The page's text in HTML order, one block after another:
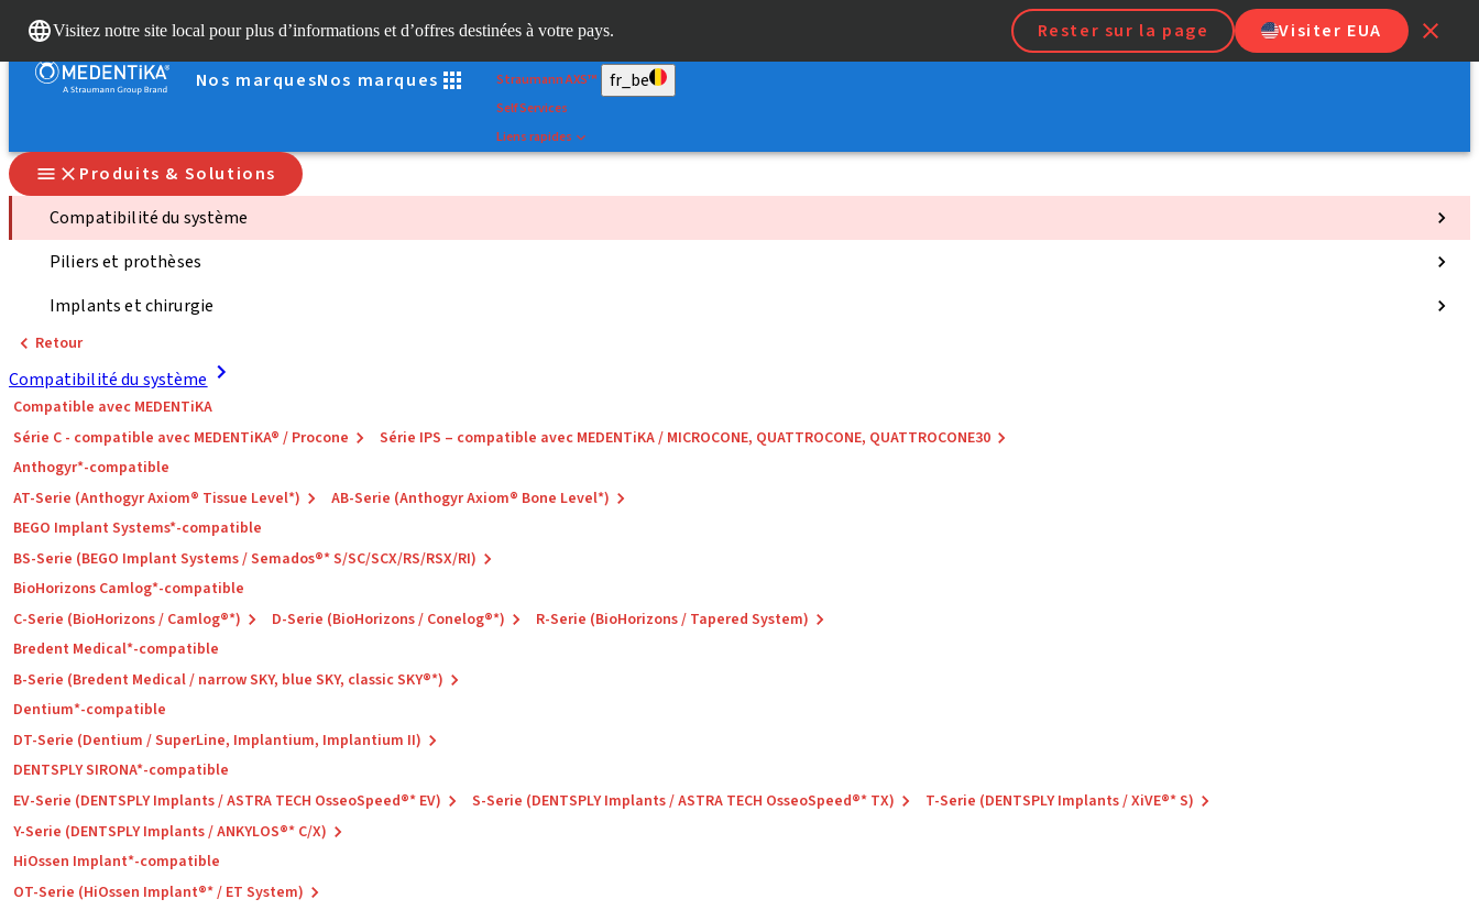
Visitez notre site local pour plus d’informations et d’offres destinées à votre pays. Rester sur la page Visiter EUA
Nos marquesNos marques
Scan&Shape
Straumann AXS™
Self Services
Liens rapides
fr_be
Produits & Solutions
Compatibilité du système
Piliers et prothèses
Implants et chirurgie
Retour
Compatibilité du système
Compatible avec MEDENTiKA
Série C - compatible avec MEDENTiKA® / Procone
Série IPS – compatible avec MEDENTiKA / MICROCONE, QUATTROCONE, QUATTROCONE30
Anthogyr*-compatible
AT-Serie (Anthogyr Axiom® Tissue Level*)
AB-Serie (Anthogyr Axiom® Bone Level*)
BEGO Implant Systems*-compatible
BS-Serie (BEGO Implant Systems / Semados®* S/SC/SCX/RS/RSX/RI)
BioHorizons Camlog*-compatible
C-Serie (BioHorizons / Camlog®*)
D-Serie (BioHorizons / Conelog®*)
R-Serie (BioHorizons / Tapered System)
Bredent Medical*-compatible
B-Serie (Bredent Medical / narrow SKY, blue SKY, classic SKY®*)
Dentium*-compatible
DT-Serie (Dentium / SuperLine, Implantium, Implantium II)
DENTSPLY SIRONA*-compatible
EV-Serie (DENTSPLY Implants / ASTRA TECH OsseoSpeed®* EV)
S-Serie (DENTSPLY Implants / ASTRA TECH OsseoSpeed®* TX)
T-Serie (DENTSPLY Implants / XiVE®* S)
Y-Serie (DENTSPLY Implants / ANKYLOS®* C/X)
HiOssen Implant*-compatible
OT-Serie (HiOssen Implant®* / ET System)